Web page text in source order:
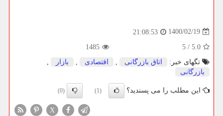
1400/02/19
21:08:53
5.0
/
5
1485
تگهای خبر:
اتاق بازرگانی اقتصادی بازار
بازرگانی
این مطلب را می پسندید؟ (1)
(0)
X